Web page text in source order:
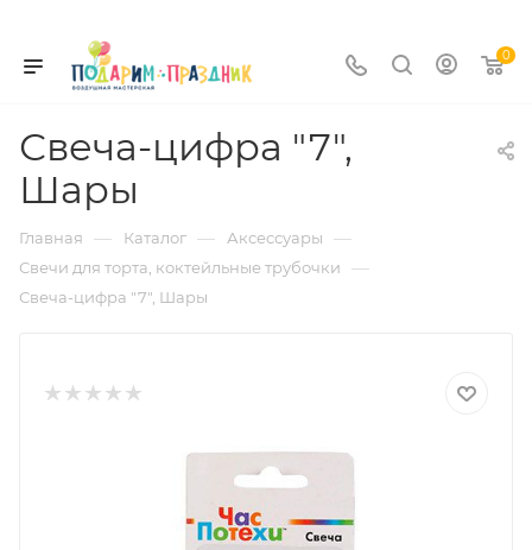
0
Свеча-цифра "7",
Шары
Главная — Каталог — Аксессуары —
Свечи для торта, коктейльные трубочки —
Свеча-цифра "7", Шары